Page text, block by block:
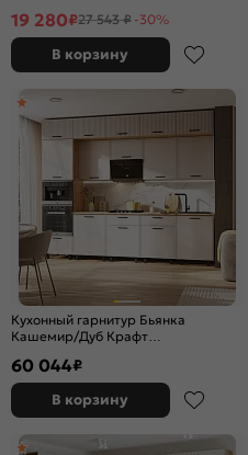
19 280₽27 543 ₽ -30%
В корзину
Кухонный гарнитур Бьянка
Кашемир/Дуб Крафт
60 044₽
В корзину